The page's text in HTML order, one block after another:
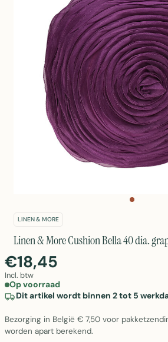
LINEN & MORE
Linen & More Cushion Bella 40 dia.
€18,45
Incl. btw
Op voorraad
Dit artikel wordt binnen 2 tot 5
Bezorging in België € 7,50 voor
worden apart berekend.